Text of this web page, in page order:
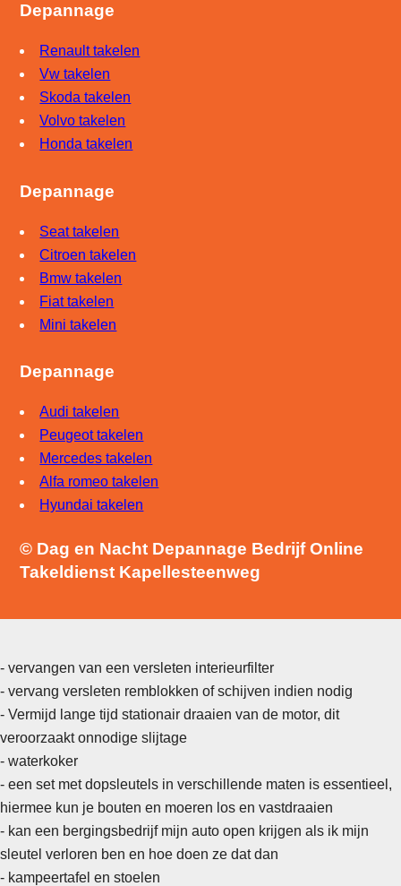
Depannage
Renault takelen
Vw takelen
Skoda takelen
Volvo takelen
Honda takelen
Depannage
Seat takelen
Citroen takelen
Bmw takelen
Fiat takelen
Mini takelen
Depannage
Audi takelen
Peugeot takelen
Mercedes takelen
Alfa romeo takelen
Hyundai takelen
© Dag en Nacht Depannage Bedrijf Online
Takeldienst Kapellesteenweg
- vervangen van een versleten interieurfilter
- vervang versleten remblokken of schijven indien nodig
- Vermijd lange tijd stationair draaien van de motor, dit
veroorzaakt onnodige slijtage
- waterkoker
- een set met dopsleutels in verschillende maten is essentieel,
hiermee kun je bouten en moeren los en vastdraaien
- kan een bergingsbedrijf mijn auto open krijgen als ik mijn
sleutel verloren ben en hoe doen ze dat dan
- kampeertafel en stoelen